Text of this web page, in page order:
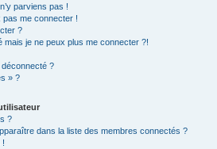
parviens pas !
pas me connecter !
?
je ne peux plus me connecter ?!
déconnecté ?
» ?
?
dans la liste des membres connectés ?
!